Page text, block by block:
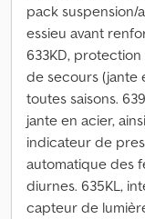
pack suspension/
essieu avant
633KD, protection
de secours (jante
toutes saisons.
jante en acier,
indicateur de
automatique des
diurnes. 635KL,
capteur de